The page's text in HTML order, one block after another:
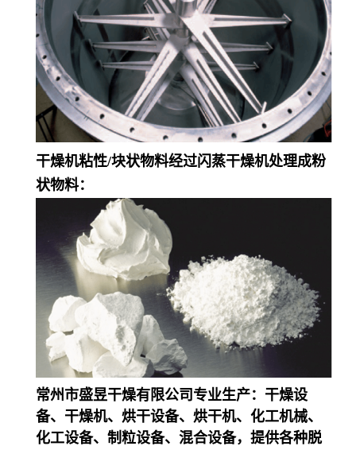
干燥机粘性/块状物料经过闪蒸干燥机处理成粉
状物料：
常州市盛昱干燥有限公司专业生产：干燥设
备、干燥机、烘干设备、烘干机、化工机械、
化工设备、制粒设备、混合设备，提供各种脱